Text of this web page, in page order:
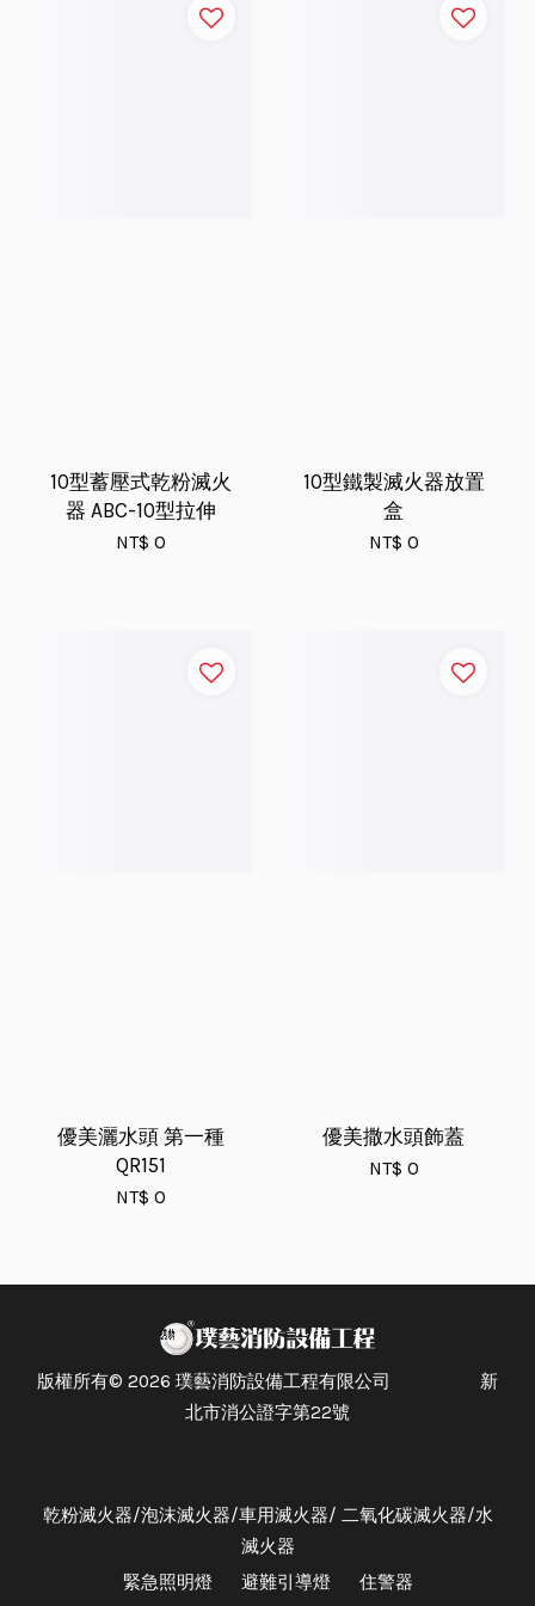
10型蓄壓式乾粉滅火
器 ABC-10型拉伸
NT$ 0
10型鐵製滅火器放置
盒
NT$ 0
優美灑水頭 第一種
QR151
NT$ 0
優美撒水頭飾蓋
NT$ 0
版權所有© 2026 璞藝消防設備工程有限公司 新
北市消公證字第22號
乾粉滅火器/泡沫滅火器/車用滅火器/ 二氧化碳滅火器/水
滅火器
緊急照明燈
避難引導燈 住警器